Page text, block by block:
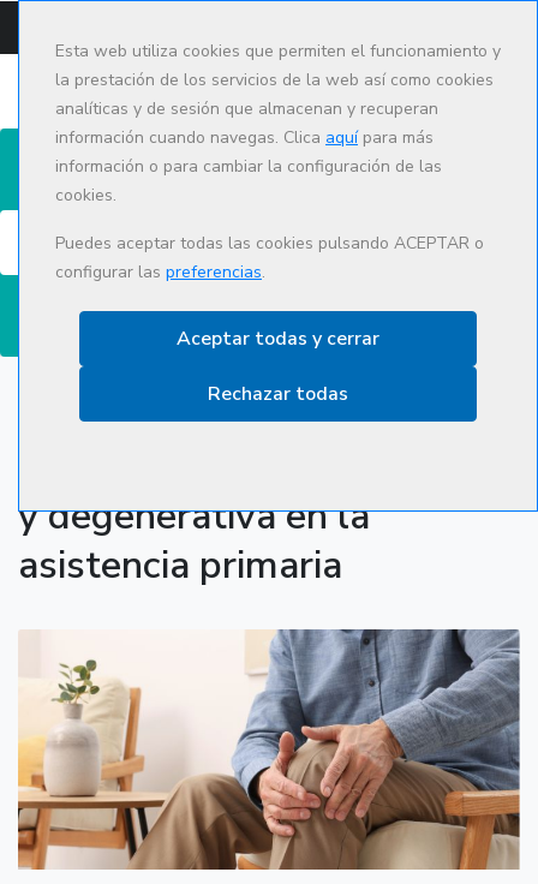
Esta web utiliza cookies que permiten el funcionamiento y
la prestación de los servicios de la web así como cookies
analíticas y de sesión que almacenan y recuperan
información cuando navegas. Clica aquípara más
información o para cambiar la configuración de las
cookies.
Puedes aceptar todas las cookies pulsando ACEPTAR o
configurar las preferencias.
Aceptar todas y cerrar
Rechazar todas
Búsqueda
Abordaje de la patología
y degenerativa en la
asistencia primaria